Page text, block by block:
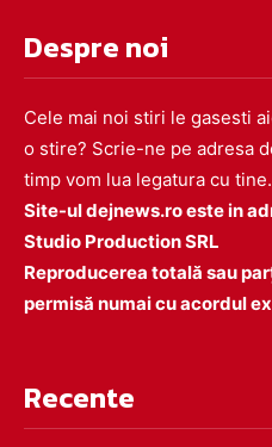
Despre noi
Cele mai noi stiri le gasesti
o stire? Scrie-ne pe adresa
timp vom lua legatura cu tine.
Site-ul dejnews.ro este in
Studio Production SRL
Reproducerea totală sau
permisă numai cu acordul
Recente